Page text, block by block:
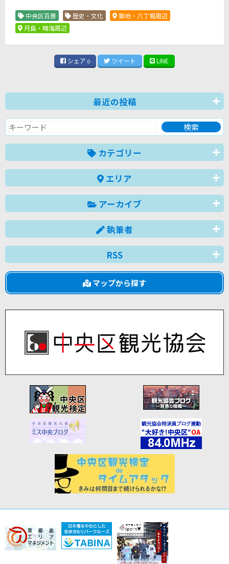
中央区百景 歴史・文化
築地・八丁堀周辺
月島・晴海周辺
シェア 0 ツイート LINE
最近の投稿
カテゴリー
エリア
アーカイブ
執筆者
RSS
マップから探す